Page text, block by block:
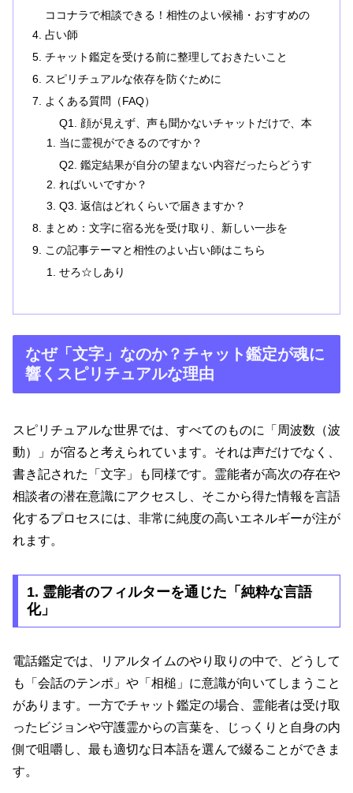
ココナラで相談できる！相性のよい候補・おすすめの
占い師
チャット鑑定を受ける前に整理しておきたいこと
スピリチュアルな依存を防ぐために
よくある質問（FAQ）
Q1. 顔が見えず、声も聞かないチャットだけで、本
当に霊視ができるのですか？
Q2. 鑑定結果が自分の望まない内容だったらどうす
ればいいですか？
Q3. 返信はどれくらいで届きますか？
まとめ：文字に宿る光を受け取り、新しい一歩を
この記事テーマと相性のよい占い師はこちら
せろ☆しあり
なぜ「文字」なのか？チャット鑑定が魂に
響くスピリチュアルな理由
スピリチュアルな世界では、すべてのものに「周波数（波
動）」が宿ると考えられています。それは声だけでなく、
書き記された「文字」も同様です。霊能者が高次の存在や
相談者の潜在意識にアクセスし、そこから得た情報を言語
化するプロセスには、非常に純度の高いエネルギーが注が
れます。
1. 霊能者のフィルターを通じた「純粋な言語
化」
電話鑑定では、リアルタイムのやり取りの中で、どうして
も「会話のテンポ」や「相槌」に意識が向いてしまうこと
があります。一方でチャット鑑定の場合、霊能者は受け取
ったビジョンや守護霊からの言葉を、じっくりと自身の内
側で咀嚼し、最も適切な日本語を選んで綴ることができま
す。